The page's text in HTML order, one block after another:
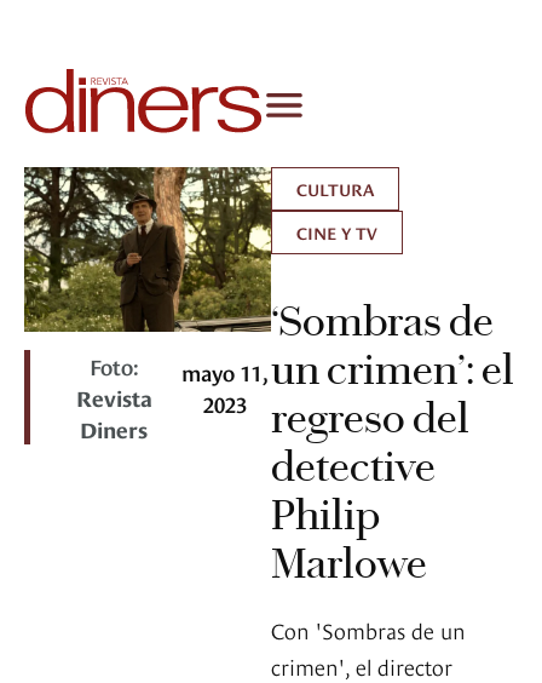
Foto:
Revista
Diners
mayo 11,
2023
CULTURA
CINE Y TV
‘Sombras de
un crimen’: el
regreso del
detective
Philip
Marlowe
Con 'Sombras de un
crimen', el director